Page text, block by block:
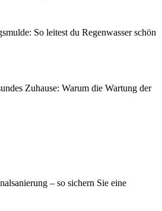
So leitest du Regenwasser schön
Zuhause: Warum die Wartung der
– so sichern Sie eine